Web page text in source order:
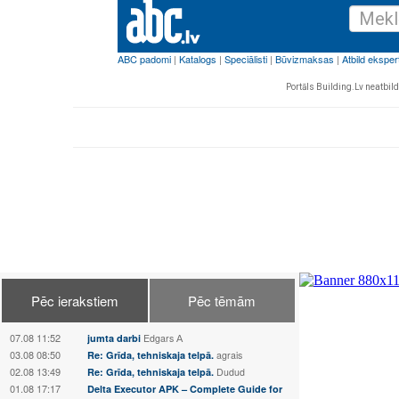
Portāls Building.Lv
Pēc ierakstiem Pēc tēmām
07.08 11:52 jumta darbi Edgars А
03.08 08:50 Re: Grīda, tehniskaja telpā. agrais
02.08 13:49 Re: Grīda, tehniskaja telpā. Dudud
01.08 17:17
Delta Executor APK – Complete Guide for